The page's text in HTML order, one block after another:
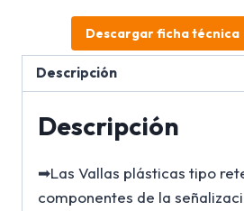
Descargar ficha técnica
Descripción
Descripción
➡Las Vallas plásticas tipo
componentes de la